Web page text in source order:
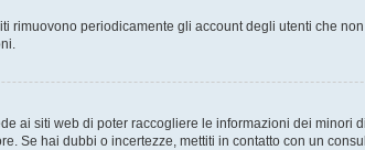
periodicamente gli account degli utenti che
ai siti web di poter raccogliere le informazioni dei minori
Se hai dubbi o incertezze, mettiti in contatto con un